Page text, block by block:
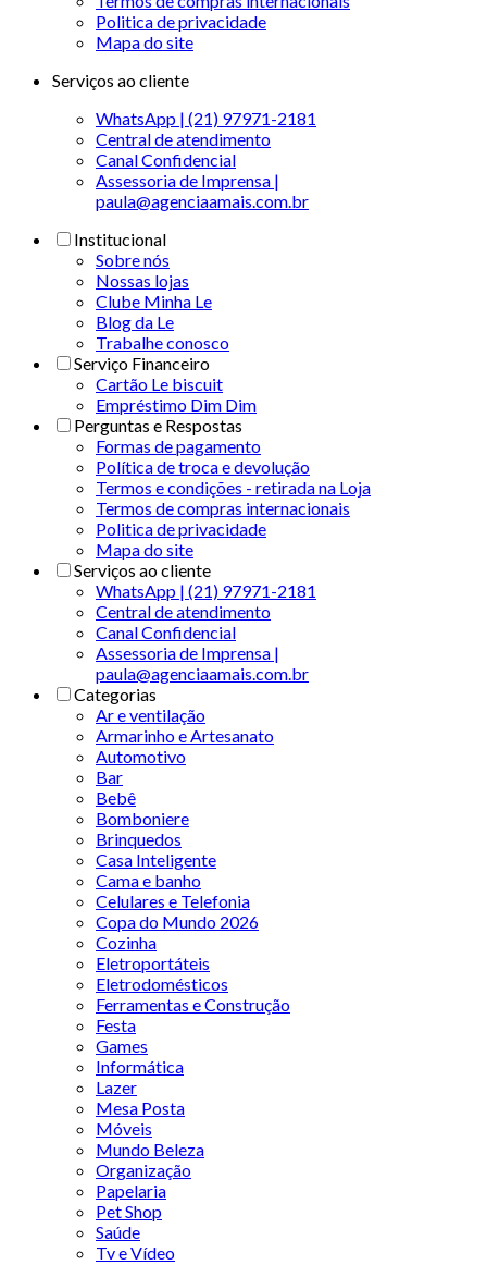
Politica de privacidade
Mapa do site
Serviços ao cliente
WhatsApp | (21) 97971-2181
Central de atendimento
Canal Confidencial
Assessoria de Imprensa |
paula@agenciaamais.com.br
Institucional
Sobre nós
Nossas lojas
Clube Minha Le
Blog da Le
Trabalhe conosco
Serviço Financeiro
Cartão Le biscuit
Empréstimo Dim Dim
Perguntas e Respostas
Formas de pagamento
Política de troca e devolução
Termos e condições - retirada na Loja
Termos de compras internacionais
Politica de privacidade
Mapa do site
Serviços ao cliente
WhatsApp | (21) 97971-2181
Central de atendimento
Canal Confidencial
Assessoria de Imprensa |
paula@agenciaamais.com.br
Categorias
Ar e ventilação
Armarinho e Artesanato
Automotivo
Bar
Bebê
Bomboniere
Brinquedos
Casa Inteligente
Cama e banho
Celulares e Telefonia
Copa do Mundo 2026
Cozinha
Eletroportáteis
Eletrodomésticos
Ferramentas e Construção
Festa
Games
Informática
Lazer
Mesa Posta
Móveis
Mundo Beleza
Organização
Papelaria
Pet Shop
Saúde
Tv e Vídeo